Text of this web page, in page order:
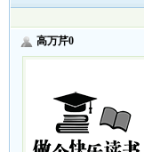
高万芹0